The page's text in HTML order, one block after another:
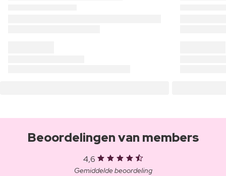
Beoordelingen van members
4,6
Gemiddelde beoordeling